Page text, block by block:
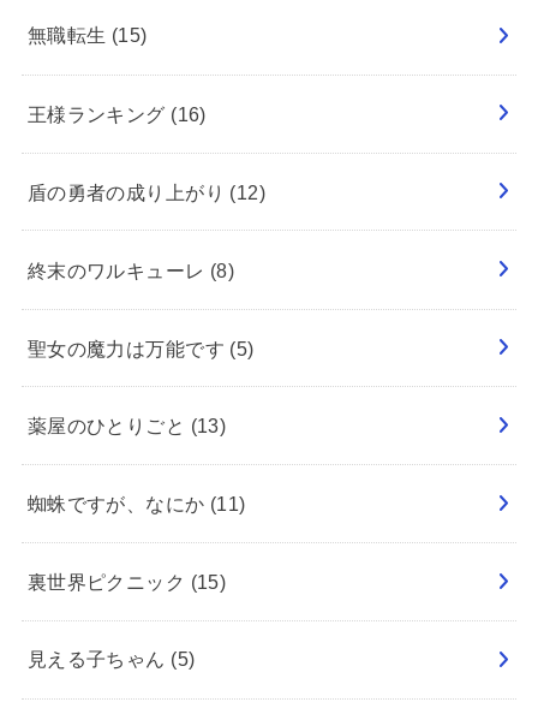
無職転生 (15)
王様ランキング (16)
盾の勇者の成り上がり (12)
終末のワルキューレ (8)
聖女の魔力は万能です (5)
薬屋のひとりごと (13)
蜘蛛ですが、なにか (11)
裏世界ピクニック (15)
見える子ちゃん (5)